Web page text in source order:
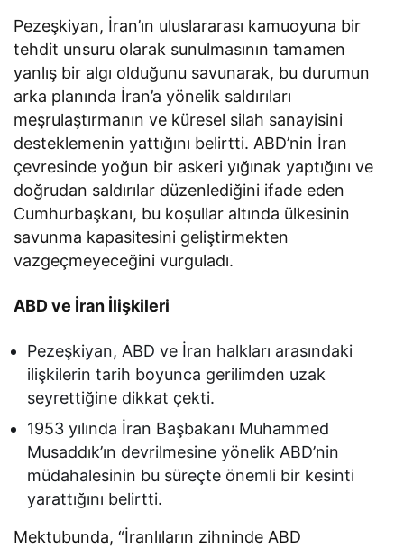
Pezeşkiyan, İran’ın uluslararası kamuoyuna bir
tehdit unsuru olarak sunulmasının tamamen
yanlış bir algı olduğunu savunarak, bu durumun
arka planında İran’a yönelik saldırıları
meşrulaştırmanın ve küresel silah sanayisini
desteklemenin yattığını belirtti. ABD’nin İran
çevresinde yoğun bir askeri yığınak yaptığını ve
doğrudan saldırılar düzenlediğini ifade eden
Cumhurbaşkanı, bu koşullar altında ülkesinin
savunma kapasitesini geliştirmekten
vazgeçmeyeceğini vurguladı.
ABD ve İran İlişkileri
Pezeşkiyan, ABD ve İran halkları arasındaki
ilişkilerin tarih boyunca gerilimden uzak
seyrettiğine dikkat çekti.
1953 yılında İran Başbakanı Muhammed
Musaddık’ın devrilmesine yönelik ABD’nin
müdahalesinin bu süreçte önemli bir kesinti
yarattığını belirtti.
Mektubunda, “İranlıların zihninde ABD